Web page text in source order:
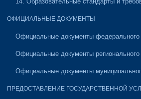
ОФИЦИАЛЬНЫЕ ДОКУМЕНТЫ
Официальные документы федерального
Официальные документы регионального
Официальные документы
ПРЕДОСТАВЛЕНИЕ ГОСУДАРСТВЕННОЙ